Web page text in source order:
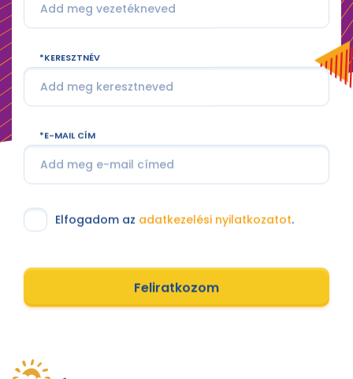
KERESZTNÉV
E-MAIL CÍM
Elfogadom az adatkezelési nyilatkozatot.
Feliratkozom